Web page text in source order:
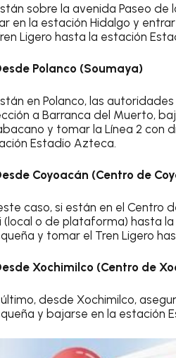
sobre la avenida Paseo
en la estación Hidalgo y
Ligero hasta la estación
Polanco (Soumaya)
en Polanco, las
a Barranca del Muerto,
y tomar la Línea 2 con
Estadio Azteca.
Coyoacán (Centro de
caso, si están en el Centro
(local o de plataforma) hasta la
y tomar el Tren Ligero
Xochimilco (Centro de
último, desde Xochimilco,
y bajarse en la estación